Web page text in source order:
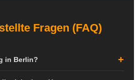
Fragen (FAQ)
in Berlin?